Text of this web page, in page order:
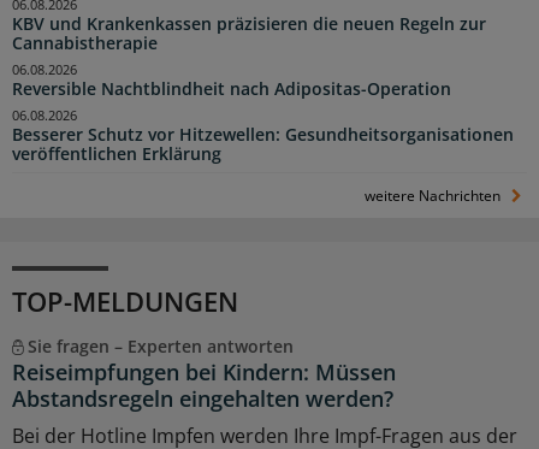
KBV und Krankenkassen präzisieren die neuen Regeln zur
Cannabistherapie
06.08.2026
Reversible Nachtblindheit nach Adipositas-Operation
06.08.2026
Besserer Schutz vor Hitzewellen: Gesundheitsorganisationen
veröffentlichen Erklärung
06.08.2026
weitere Nachrichten
TOP-MELDUNGEN
Sie fragen – Experten antworten
Reiseimpfungen bei Kindern: Müssen
Abstandsregeln eingehalten werden?
Bei der Hotline Impfen werden Ihre Impf-Fragen aus der